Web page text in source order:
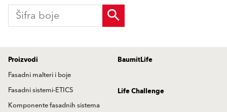
Proizvodi
Fasadni malteri i boje
Fasadni sistemi-ETICS
Komponente fasadnih sistema
BaumitLife
Life Challenge